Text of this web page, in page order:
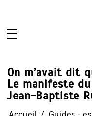
On m’avait dit
Le manifeste
Jean-Baptiste